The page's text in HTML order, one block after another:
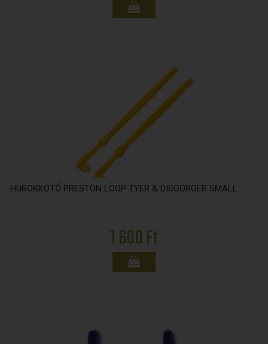
HUROKKÖTŐ PRESTON LOOP TYER & DISGORGER SMALL
1 600 Ft